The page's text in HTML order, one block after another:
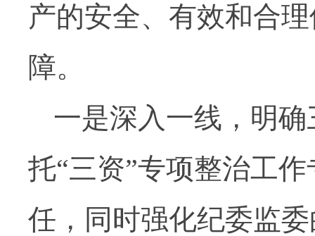
产的安全、有效和合
障。
一是深入一线，明
托“三资”专项整治工
任，同时强化纪委监